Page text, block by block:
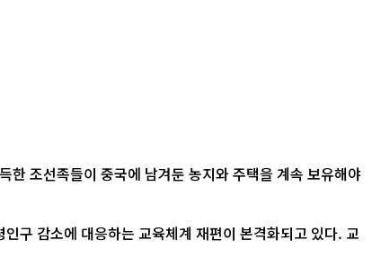
조선족들이 중국에 남겨둔 농지와 주택을 계속 보유해야
구 감소에 대응하는 교육체계 재편이 본격화되고 있다. 교